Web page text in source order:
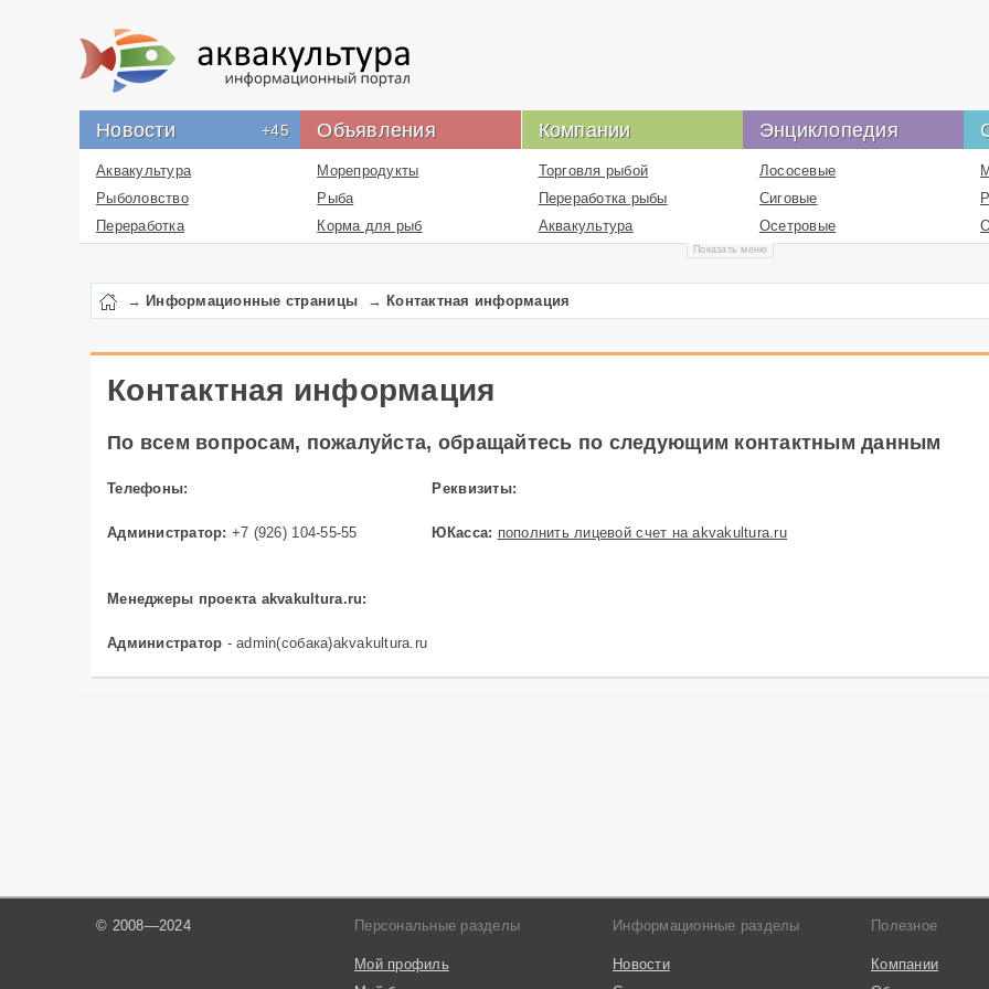
Новости +45 Объявления Компании Энциклопедия
Показать меню
Аквакультура
Рыболовство
Переработка
Морепродукты
Рыба
Корма для рыб
Лекарства
Перевозка
Бизнес
Работа
Литература
Сырье и добавки
Недвижимость
Торговля рыбой
Переработка рыбы
Аквакультура
промышленное
Информационные
Инспекция качества
рыбопродукции
Лососевые
Сиговые
Осетровые
Карповые
Перцихтовые
→ Информационные страницы → Контактная информация
Контактная информация
По всем вопросам, пожалуйста, обращайтесь по следующим контактным данным
Телефоны:
Администратор: +7 (926) 104-55-55
Менеджеры проекта akvakultura.ru:
Администратор - admin(собака)akvakultura.ru
Реквизиты:
ЮКасса: пополнить лицевой счет на akvakultura.ru
© 2008—2024 Персональные разделы
Мой профиль
Информационные разделы
Новости
Полезное
Компании